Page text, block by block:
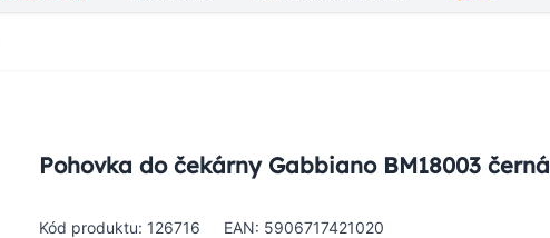
Pohovka do čekárny Gabbiano BM18003 černá
Kód produktu: 126716 EAN: 5906717421020